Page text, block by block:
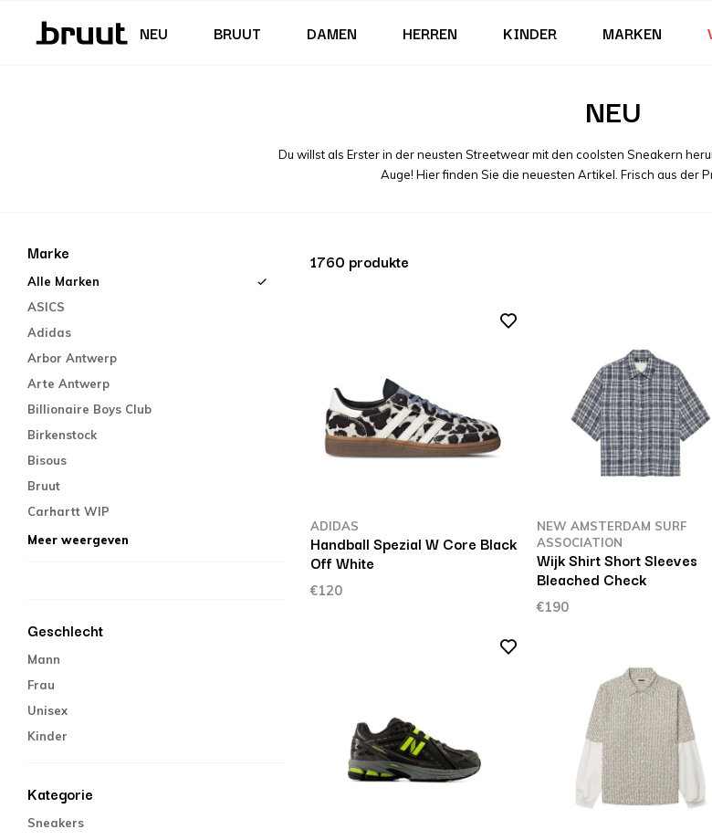
NEU BRUUT
Shorts
DAMEN
Röcke & Kleider
HERREN
Badehose
KINDER
Junior (122 - 170 CM)
MARKEN
NEU
Du willst als Erster in der neusten Streetwear mit den coolsten Sneakern
Auge! Hier finden Sie die neuesten Artikel. Frisch aus der
Marke
Alle Marken
ASICS
Adidas
Arbor Antwerp
Arte Antwerp
Billionaire Boys Club
Birkenstock
Bisous
Bruut
Carhartt WIP
Meer weergeven
Geschlecht
Mann
Frau
Unisex
Kinder
Kategorie
Sneakers
1760 produkte
ADIDAS
Handball Spezial W Core Black
Off White
€120
NEW AMSTERDAM SURF
ASSOCIATION
Wijk Shirt Short Sleeves
Bleached Check
€190